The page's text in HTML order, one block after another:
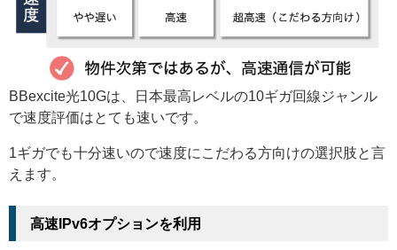
BBexcite光10Gは、日本最高レベルの10ギガ回線ジャンル
で速度評価はとても速いです。
1ギガでも十分速いので速度にこだわる方向けの選択肢と言
えます。
高速IPv6オプションを利用